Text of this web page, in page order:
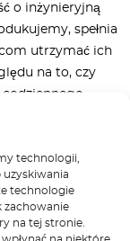
technologii,
technologie
zachowanie
na tej stronie.
na niektóre
o inżynieryjną
spełnia
utrzymać ich
na to, czy
codziennego
angażuje się w
naszemu
oryginalne
nowoczesne
Nissan Rogue i